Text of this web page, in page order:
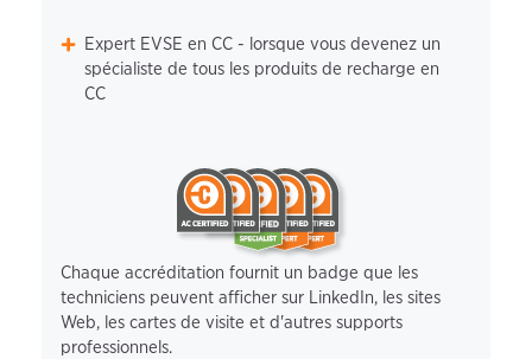
Expert EVSE en CC - lorsque vous devenez un
spécialiste de tous les produits de recharge en
CC
Chaque accréditation fournit un badge que les
techniciens peuvent afficher sur LinkedIn, les sites
Web, les cartes de visite et d'autres supports
professionnels.